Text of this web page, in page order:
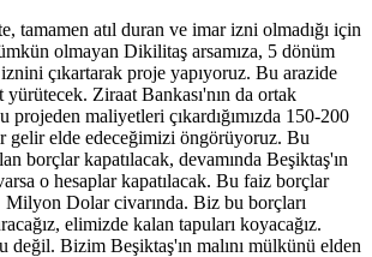
tamamen atıl duran ve imar izni olmadığı için
olmayan Dikilitaş arsamıza, 5 dönüm
çıkartarak proje yapıyoruz. Bu arazide
Ziraat Bankası'nın da ortak
projeden maliyetleri çıkardığımızda 150-200
gelir elde edeceğimizi öngörüyoruz. Bu
borçlar kapatılacak, devamında Beşiktaş'ın
o hesaplar kapatılacak. Bu faiz borçlar
Dolar civarında. Biz bu borçları
elimizde kalan tapuları koyacağız.
değil. Bizim Beşiktaş'ın malını mülkünü elden